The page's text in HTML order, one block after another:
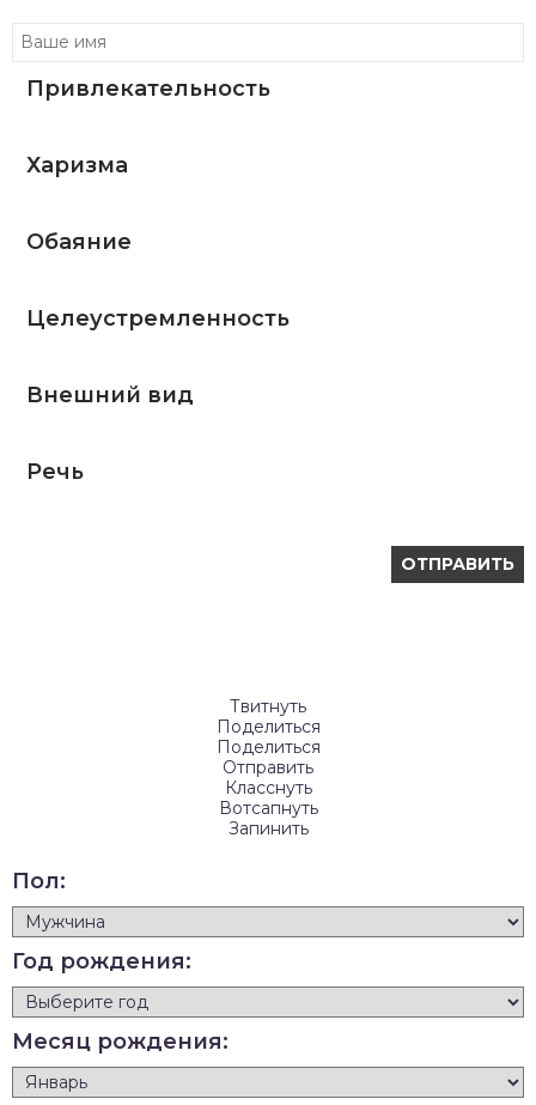
Привлекательность
Харизма
Обаяние
Целеустремленность
Внешний вид
Речь
Твитнуть
Поделиться
Поделиться
Отправить
Класснуть
Вотсапнуть
Запинить
Пол:
Год рождения:
Месяц рождения: